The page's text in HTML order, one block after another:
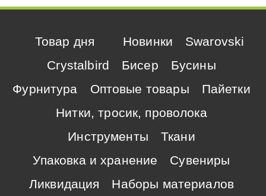
Товар дня Новинки
Swarovski
Crystalbird
Бисер
Бусины
Фурнитура
Оптовые товары
Пайетки
Нитки, тросик, проволока
Инструменты
Ткани
Упаковка и хранение
Сувениры
Ликвидация
Наборы материалов